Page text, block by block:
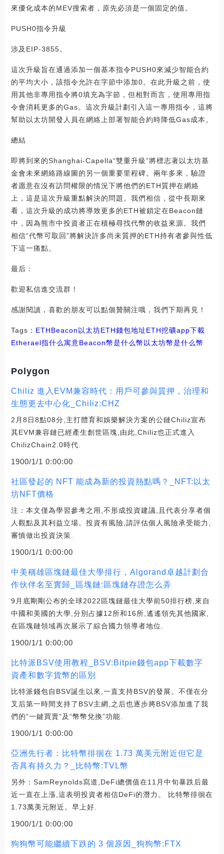
來優化成本的MEV搜索者，原先必須是一個固定的值。
PUSH0指令升級
涉及EIP-3855。
這次升級旨在通過添加一個基本指令PUSH0來減少智能合約
的平均大小，該指令允許在字節中添加0。在此升級之前，使
用其他非專用指令將0填充為字節，但相對而言，使用專用指
令會消耗更多的Gas。這次升級計劃引入這一專用指令，這將
幫助以太坊開發人員在網絡上部署智能合約時降低Gas成本。
總結
即將到來的Shanghai-Capella“雙重升級”將標志著以太坊基
金會未來網絡路線圖的另一個重要里程碑。兩年多來，驗證
者愿意在沒有訪問權限的情況下將他們的ETH質押在網絡
上，這是這次升級重點解決的問題。我們相信，從中長期來
看，這次升級的成功將導致更多的ETH被鎖定在Beacon鏈
中，因為熊市中投資者正在積極尋找代幣的收益來源。我們
相信“代幣可取回”將解決許多尚未質押的ETH持有者參與性低
下這一痛點。
最后：
歡迎私信進交流群！
感謝閱讀，喜歡的朋友可以點個贊關注哦，我們下期再見！
Tags： ETHBeacon 以太坊ETH錢包地址ETH挖礦app下載
Etherael指什么寓意Beacon幣是什么幣 以太坊幣是什么幣
Polygon
Chiliz 進入EVM兼容時代：用戶可參與質押，治理和
生態更去中心化_Chiliz:CHZ
2月8日8點08分,主打體育和娛樂解決方案的公鏈Chiliz宣布
其EVM兼容鏈已經產生創世區塊,由此,Chiliz也正式進入
ChilizChain2.0時代.
1900/1/1 0:00:00
社區發起的 NFT 能成為新的投資熱點嗎？_NFT:以太
坊NFT價格
注：本文僅為學習參考之用,不形成投資建議,且代表分享者個
人觀點及其利益立場。投資有風險,請評估個人風險承受能力,
審慎做出投資決策.
1900/1/1 0:00:00
中美稱雄區塊鏈最佳大學排行，Algorand卓越計劃合
作伙伴名至實歸_區塊鏈:區塊鏈存證怎么弄
9月底剛剛公布的全球2022區塊鏈最佳大學前50排行榜,來自
中國和美國的大學,分別占據12所和16所,遙遙領先其他國家,
在區塊鏈領域再次展示了綜合國力領導者地位.
1900/1/1 0:00:00
比特派BSV使用教程_BSV:Bitpie錢包app下載數字
資產和數字貨幣的區別
比特派錢包自BSV誕生以來,一直支持BSV的發展。不僅在分
叉后第一時間支持了BSV主網,之后也逐步將BSV添加進了我
們的“一鍵買賣”及“幣幣兌換”功能.
1900/1/1 0:00:00
亞洲先行者：比特幣徘徊在 1.73 萬美元附近但它是
否具有持久力？_比特幣:TVL幣
另外：SamReynolds寫道,DeFi總價值在11月中旬暴跌后最
近一直在上漲,這表明投資者相信DeFi的潛力。 比特幣徘徊在
1.73萬美元附近。早上好.
1900/1/1 0:00:00
狗狗幣可能繼續下跌的 3 個原因_狗狗幣:FTX